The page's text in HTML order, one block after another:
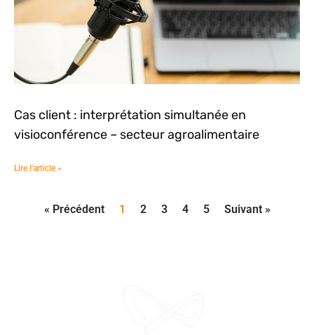
Cas client : interprétation simultanée en
visioconférence – secteur agroalimentaire
Lire l'article »
« Précédent 1 2 3 4 5 Suivant »